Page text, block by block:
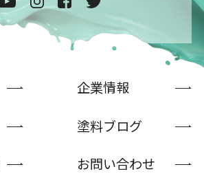
企業情報
塗料ブログ
お問い合わせ